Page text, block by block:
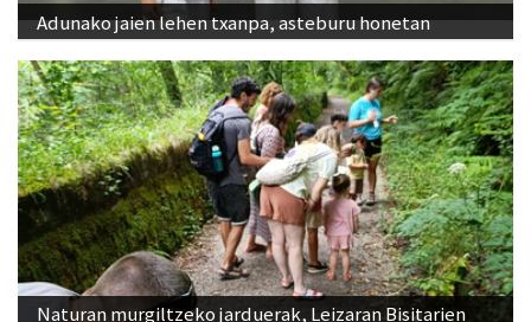
Adunako jaien lehen txanpa, asteburu honetan
Naturan murgiltzeko jarduerak, Leizaran Bisitarien